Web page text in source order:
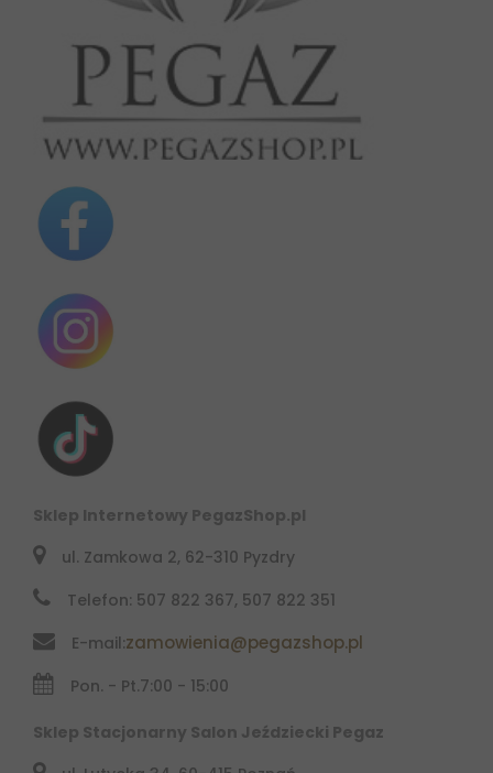
Sklep Internetowy PegazShop.pl
ul. Zamkowa 2, 62-310 Pyzdry
Telefon: 507 822 367, 507 822 351
E-mail:zamowienia@pegazshop.pl
Pon. - Pt.7:00 - 15:00
Sklep Stacjonarny Salon Jeździecki Pegaz